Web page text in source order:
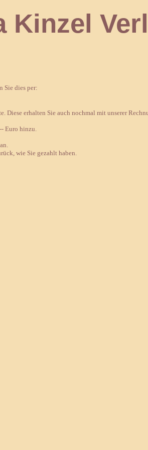
Sie dies per:
Diese erhalten Sie auch nochmal mit unserer
Euro hinzu.
wie Sie gezahlt haben.